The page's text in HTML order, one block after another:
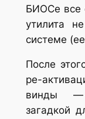
БИОСе все
утилита
системе
После
ре-
винды —
загадкой